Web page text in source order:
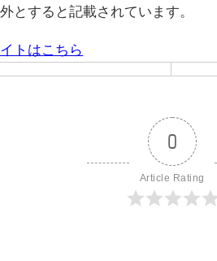
とすると記載されています。
トはこちら
0
Article Rating